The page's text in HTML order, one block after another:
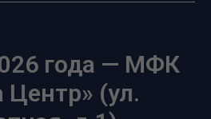
года — МФК
Центр» (ул.